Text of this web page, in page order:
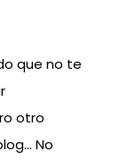
que no te
otro
No